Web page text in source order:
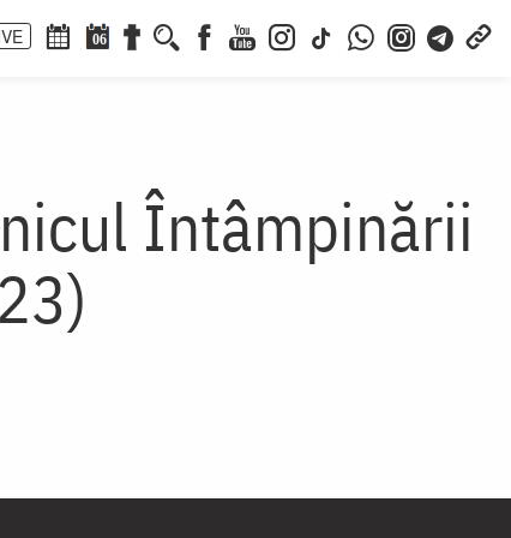
06
Întâmpinării